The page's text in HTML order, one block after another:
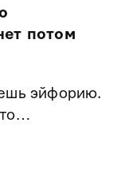
потом
эйфорию.